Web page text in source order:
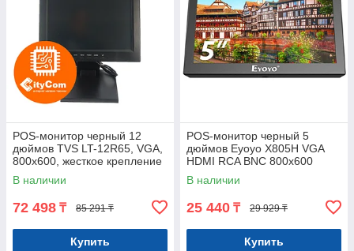
POS-монитор черный 12
дюймов TVS LT-12R65, VGA,
800x600, жесткое крепление
к рабочему месту Арт.5687
В наличии
72 498 ₸ 85 291 ₸
Купить
POS-монитор черный 5
дюймов Eyoyo X805H VGA
HDMI RCA BNC 800x600
Арт.7783
В наличии
25 440 ₸ 29 929 ₸
Купить